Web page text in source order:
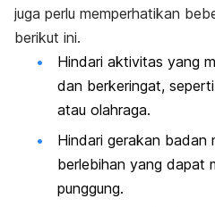
juga perlu memperhatikan
berikut ini.
Hindari aktivitas yang
dan berkeringat,
atau olahraga.
Hindari gerakan badan
berlebihan yang dapat
punggung.